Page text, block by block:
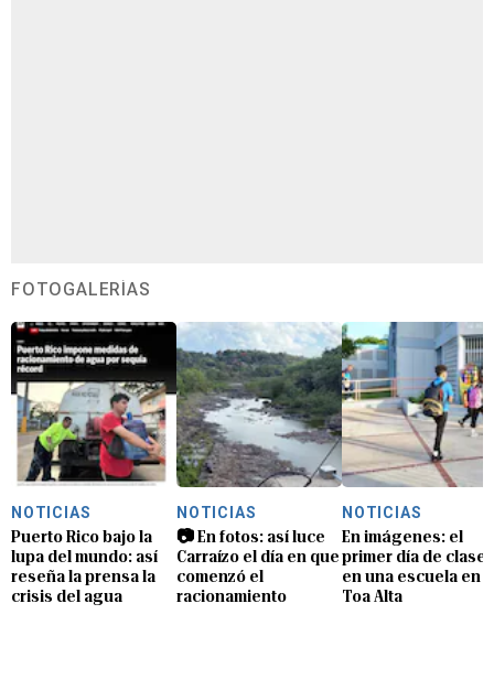
FOTOGALERÍAS
NOTICIAS
Puerto Rico bajo la
lupa del mundo: así
reseña la prensa la
crisis del agua
NOTICIAS
📷 En fotos: así luce
Carraízo el día en que
comenzó el
racionamiento
NOTICIAS
En imágenes: el
primer día de clases
en una escuela en
Toa Alta